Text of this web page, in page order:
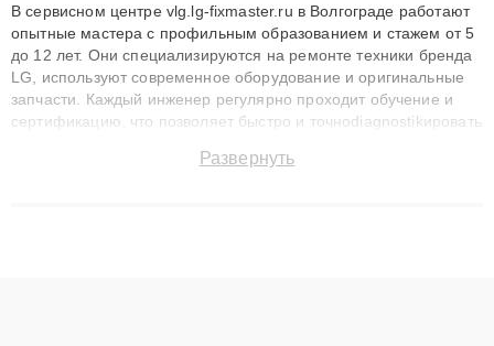
В сервисном центре vlg.lg-fixmaster.ru в Волгограде работают
опытные мастера с профильным образованием и стажем от 5
до 12 лет. Они специализируются на ремонте техники бренда
LG, используют современное оборудование и оригинальные
запчасти. Каждый инженер регулярно проходит обучение и
сертификацию, что позволяет быстро и точноdiagnostikировать
до 3 лет. Наши мастера решают сложные случаи: от замены
Развернуть